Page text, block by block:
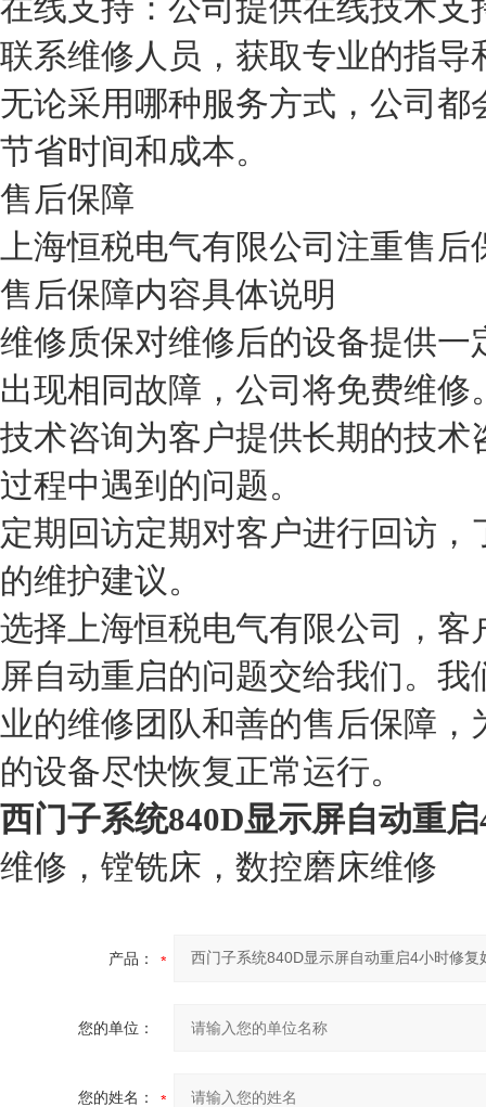
在线支持：公司提供在线技术
联系维修人员，获取专业的指导
无论采用哪种服务方式，公司
节省时间和成本。
售后保障
上海恒税电气有限公司注重售
售后保障内容具体说明
维修质保对维修后的设备提供一
出现相同故障，公司将免费维修
技术咨询为客户提供长期的技
过程中遇到的问题。
定期回访定期对客户进行回访
的维护建议。
选择上海恒税电气有限公司，
屏自动重启的问题交给我们。
业的维修团队和善的售后保障
的设备尽快恢复正常运行。
西门子系统840D显示屏自动重
维修，镗铣床，数控磨床维修
产品：
您的单位：
您的姓名：